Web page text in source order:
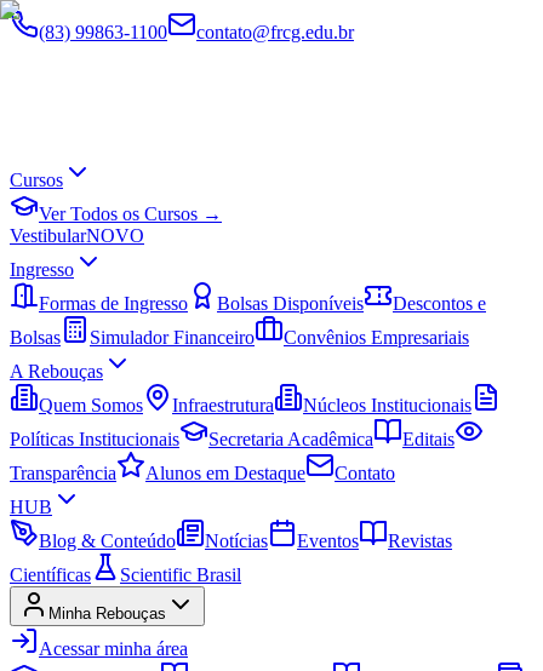
(83) 99863-1100 contato@frcg.edu.br
Cursos
Ver Todos os Cursos →
VestibularNOVO
Ingresso
Formas de Ingresso
Bolsas Disponíveis
Descontos e
Bolsas
Simulador Financeiro
Convênios Empresariais
A Rebouças
Quem Somos
Infraestrutura
Núcleos Institucionais
Políticas Institucionais
Secretaria Acadêmica
Editais
Transparência
Alunos em Destaque
Contato
HUB
Blog & Conteúdo
Notícias Eventos
Revistas
Científicas
Scientific Brasil
Minha Rebouças
Acessar minha área